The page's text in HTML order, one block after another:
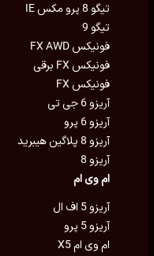
تیگو 8 پرو مکس IE
تیگو 9
فونیکس FX AWD
فونیکس FX برقی
فونیکس FX
آریزو 6 جی تی
آریزو 6 پرو
آریزو 8 پلاگین هیبرید
آریزو 8
ام وی ام
آریزو 5 اف ال
آریزو 5 پرو
ام وی ام X5